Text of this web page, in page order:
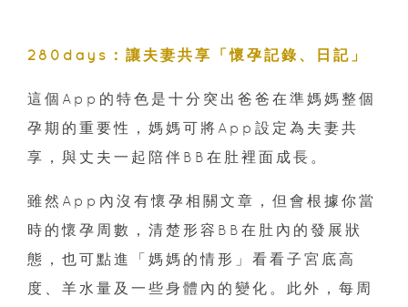
280days：讓夫妻共享「懷孕記錄、日記」
這個App的特色是十分突出爸爸在準媽媽整個
孕期的重要性，媽媽可將App設定為夫妻共
享，與丈夫一起陪伴BB在肚裡面成長。
雖然App內沒有懷孕相關文章，但會根據你當
時的懷孕周數，清楚形容BB在肚內的發展狀
態，也可點進「媽媽的情形」看看子宮底高
度、羊水量及一些身體內的變化。此外，每周